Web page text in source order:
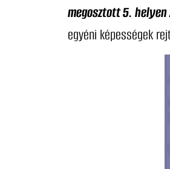
megosztott 5.
egyéni képességek